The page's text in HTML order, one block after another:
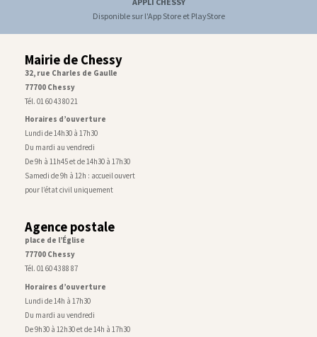
Disponible sur l'App Store et PlayStore
Mairie de Chessy
32, rue Charles de Gaulle
77700 Chessy
Tél. 01 60 43 80 21
Horaires d’ouverture
Lundi de 14h30 à 17h30
Du mardi au vendredi
De 9h à 11h45 et de 14h30 à 17h30
Samedi de 9h à 12h : accueil ouvert
pour l’état civil uniquement
Agence postale
place de l’Église
77700 Chessy
Tél. 01 60 43 88 87
Horaires d’ouverture
Lundi de 14h à 17h30
Du mardi au vendredi
De 9h30 à 12h30 et de 14h à 17h30